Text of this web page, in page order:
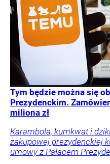
Tym będzie można się
Prezydenckim.
miliona zł
Karambola, kumkwat i
zakupowej prezydenckiej
umowy z Pałacem